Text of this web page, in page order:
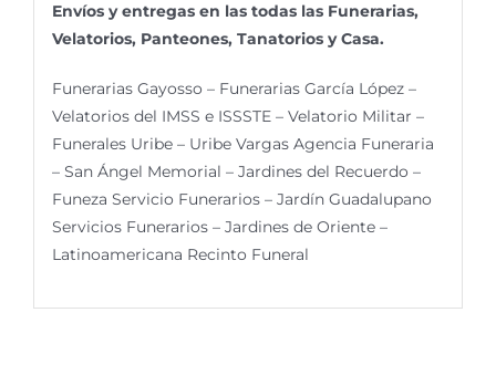
Envíos y entregas en las todas las Funerarias,
Velatorios, Panteones, Tanatorios y Casa.
Funerarias Gayosso – Funerarias García López –
Velatorios del IMSS e ISSSTE – Velatorio Militar –
Funerales Uribe – Uribe Vargas Agencia Funeraria
– San Ángel Memorial – Jardines del Recuerdo –
Funeza Servicio Funerarios – Jardín Guadalupano
Servicios Funerarios – Jardines de Oriente –
Latinoamericana Recinto Funeral